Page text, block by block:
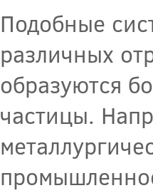
Подобные
различных
образуются
частицы.